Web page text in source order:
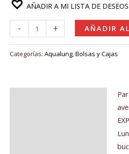
AÑADIR A MI LISTA DE DESEOS
- + AÑADIR
Categorías: Aqualung,Bolsas y Cajas